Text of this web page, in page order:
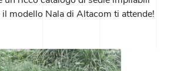
modello Nala di Altacom ti attende!